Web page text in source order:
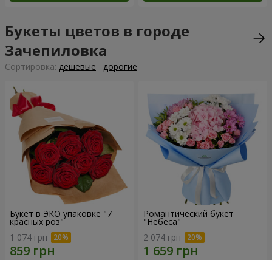
Букеты цветов в городе
Зачепиловка
Cортировка: дешевые дорогие
Букет в ЭКО упаковке "7
красных роз"
1 074 грн
Романтический букет
"Небеса"
2 074 грн